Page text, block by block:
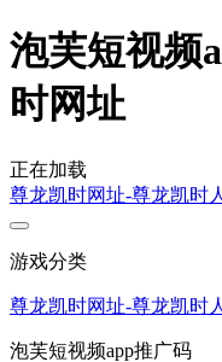
泡芙短视频
时网址
正在加载
尊龙凯时网址-尊龙凯时
游戏分类
尊龙凯时网址-尊龙凯时
泡芙短视频app推广码